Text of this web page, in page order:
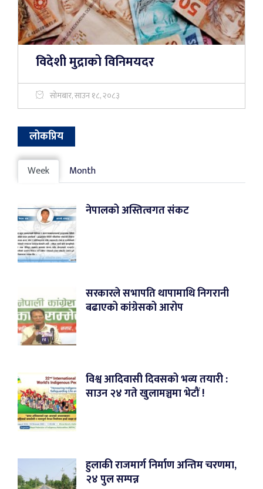
विदेशी मुद्राको विनिमयदर
सोमबार, साउन १८, २०८३
लोकप्रिय
Week Month
नेपालको अस्तित्वगत संकट
सरकारले सभापति थापामाथि निगरानी
बढाएको कांग्रेसको आरोप
विश्व आदिवासी दिवसको भव्य तयारी :
साउन २४ गते खुलामञ्चमा भेटौं !
हुलाकी राजमार्ग निर्माण अन्तिम चरणमा,
२४ पुल सम्पन्न